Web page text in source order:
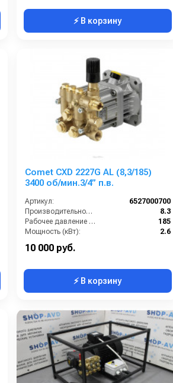
⚡ В корзину
Comet CXD 2227G AL (8,3/185)
3400 об/мин.3/4” п.в.
Артикул:
6527000700
Производительность (л/мин):
8.3
Рабочее давление (бар):
185
Мощность (кВт):
2.6
10 000 руб.
⚡ В корзину